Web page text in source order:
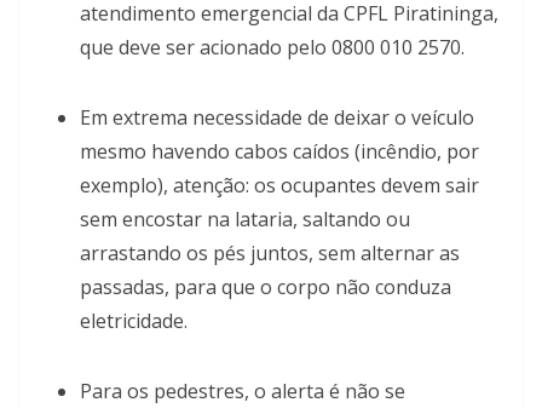
atendimento emergencial da CPFL Piratininga,
que deve ser acionado pelo 0800 010 2570.
Em extrema necessidade de deixar o veículo
mesmo havendo cabos caídos (incêndio, por
exemplo), atenção: os ocupantes devem sair
sem encostar na lataria, saltando ou
arrastando os pés juntos, sem alternar as
passadas, para que o corpo não conduza
eletricidade.
Para os pedestres, o alerta é não se